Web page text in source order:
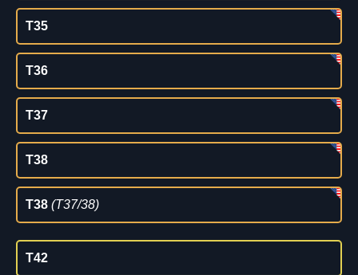
T35
T36
T37
T38
T38 (T37/38)
T42